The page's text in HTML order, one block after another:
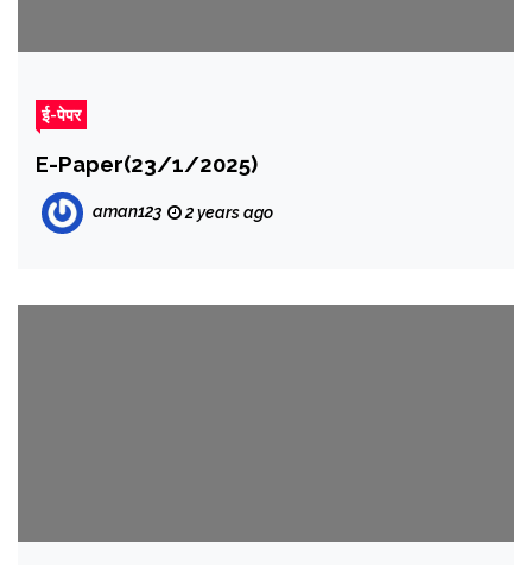
ई-पेपर
E-Paper(23/1/2025)
aman123 2 years ago